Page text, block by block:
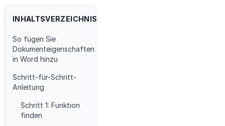
INHALTSVERZEICHNIS
So fügen Sie
Dokumenteigenschaften
in Word hinzu
Schritt-für-Schritt-
Anleitung
Schritt 1: Funktion
finden